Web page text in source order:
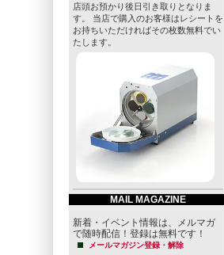
店頭お預かり後日引き取りとなりま
す。 当店で購入のお客様はレシートを
お持ちいただければその枚数無料でい
たします。
MAIL MAGAZINE
新着・イベント情報は、メルマガ
で随時配信！登録は無料です！
メールマガジン登録・解除